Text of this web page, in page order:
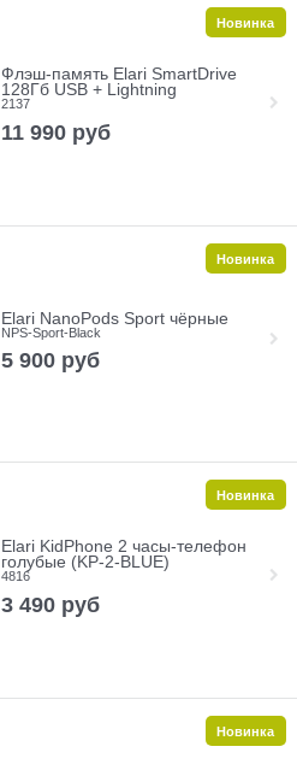
Флэш-память Elari SmartDrive
128Гб USB + Lightning
2137
11 990 руб
Новинка
Elari NanoPods Sport чёрные
NPS-Sport-Black
5 900 руб
Новинка
Elari KidPhone 2 часы-телефон
голубые (KP-2-BLUE)
4816
3 490 руб
Новинка
Новинка